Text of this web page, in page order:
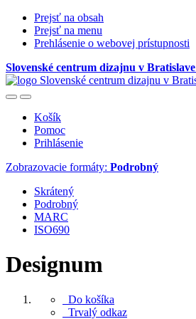
Prejsť na obsah
Prejsť na menu
Prehlásenie o webovej prístupnosti
Slovenské centrum dizajnu v Bratislave
Košík
Pomoc
Prihlásenie
Zobrazovacie formáty: Podrobný
Skrátený
Podrobný
MARC
ISO690
Designum
Do košíka
Trvalý odkaz